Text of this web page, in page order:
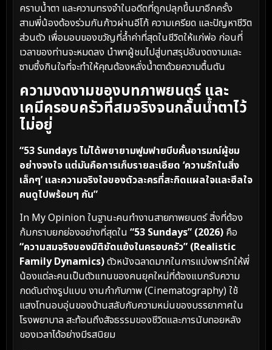
คราบน้ำตา และความทรงจำในอดีตที่ถูกปลุกขึ้นมาอีกครั้ง
สามพี่น้องต้องร่วมกันก้าวผ่านอีโก้ ความเครียด และปัญหาชีวิต
ส่วนตัว เพื่อมอบของขวัญที่ล้ำค่าที่สุดในชีวิตให้แก่พ่อ ก่อนที่
เวลาของท่านจะหมดลง นำพาผู้ชมไปสู่บทสรุปอันงดงามและ
ซาบซึ้งกินใจที่จะทำให้คุณต้องหลั่งน้ำตาด้วยความตื้นตัน
ความงดงามของบทภาพยนตร์ และ
เคมีครอบครัวที่สมจริงจนกลั้นน้ำตาไว้
ไม่อยู่
“53 Sundays ไม่ได้พยายามฟูมฟายบีบคั้นอารมณ์ผู้ชม
อย่างจงใจ แต่มันคือการเก็บรายละเอียด ‘ความรักในสิ่ง
เล็กๆ’ และความจริงใจของตัวละครที่สะกิดแผลใจและฮีลใจ
คนดูไปพร้อมๆ กัน”
In My Opinion ในฐานะคนทำงานสายภาพยนตร์ สิ่งที่ต้อง
ก้มกราบยกย่องอย่างที่สุดใน “53 Sundays” (2026) คือ
“ความสมจริงของมิติขัดแย้งในครอบครัว” (Realistic
Family Dynamics)ตัวหนังฉลาดมากในการแบ่งพาร์ทให้พี่
น้องแต่ละคนเป็นตัวแทนของคนยุคใหม่ที่ต้องแบกรับความ
กดดันต่างรูปแบบ งานกำกับภาพ (Cinematography) ใช้
แสงโทนอบอุ่นของบ้านสลับกับความหม่นของบรรยากาศใน
โรงพยาบาล สะท้อนถึงสัจธรรมของชีวิตและการนับถอยหลัง
ของเวลาได้อย่างมีรสนิยม